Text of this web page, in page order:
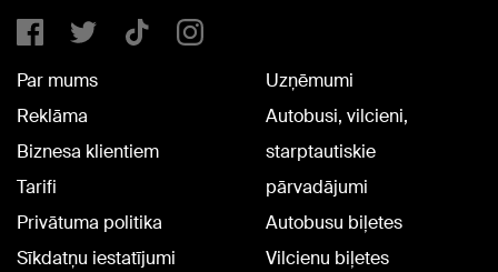
Par mums
Reklāma
Biznesa klientiem
Tarifi
Privātuma politika
Sīkdatņu iestatījumi
Uzņēmumi
Autobusi, vilcieni,
starptautiskie
pārvadājumi
Autobusu biļetes
Vilcienu biļetes